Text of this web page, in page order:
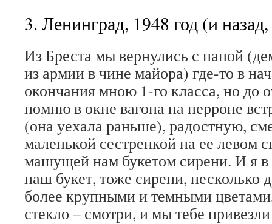
3. Ленинград, 1948 год (и
Из Бреста мы вернулись с папой
из армии в чине майора) где-то в
окончания мною 1-го класса, но до
помню в окне вагона на перроне
(она уехала раньше), радостную,
маленькой сестренкой на ее левом
машущей нам букетом сирени. И я в
наш букет, тоже сирени, несколько
более крупными и темными
стекло – смотри, и мы тебе